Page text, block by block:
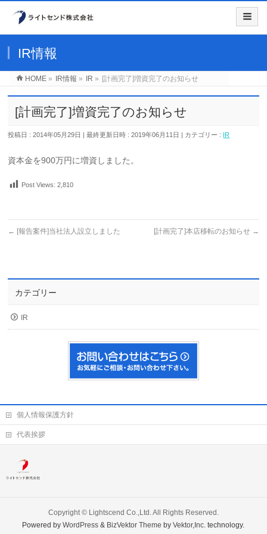
IR情報
HOME » IR情報 » IR » [計画完了]増資完了のお知らせ
[計画完了]増資完了のお知らせ
投稿日 : 2014年05月29日 最終更新日時 : 2019年06月11日 カテゴリー : IR
資本金を900万円に増資しました。
Post Views: 2,810
← [報告案件]当社法人設立しました [計画完了]本店移転のお知らせ →
カテゴリー
IR
個人情報保護方針
代表挨拶
Copyright © Lightscend Co.,Ltd.All Rights Reserved.
Powered byWordPress & BizVektor Theme byVektor,Inc. technology.